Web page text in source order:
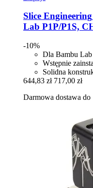
Slice Engineering
Lab P1P/P1S,
-10%
Dla Bambu Lab
Wstępnie
Solidna
644,83 zł 717,00 zł
Darmowa dostawa do